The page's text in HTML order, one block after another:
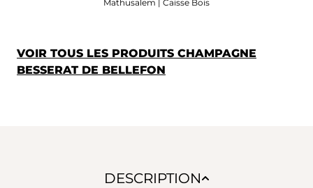
Mathusalem | Caisse Bois
VOIR TOUS LES PRODUITS CHAMPAGNE
BESSERAT DE BELLEFON
DESCRIPTION